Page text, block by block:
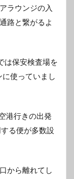
ラウンジの入
路と繋がるよ
は保安検査場を
使っていまし
港行きの出発
る便が多数設
から離れてし